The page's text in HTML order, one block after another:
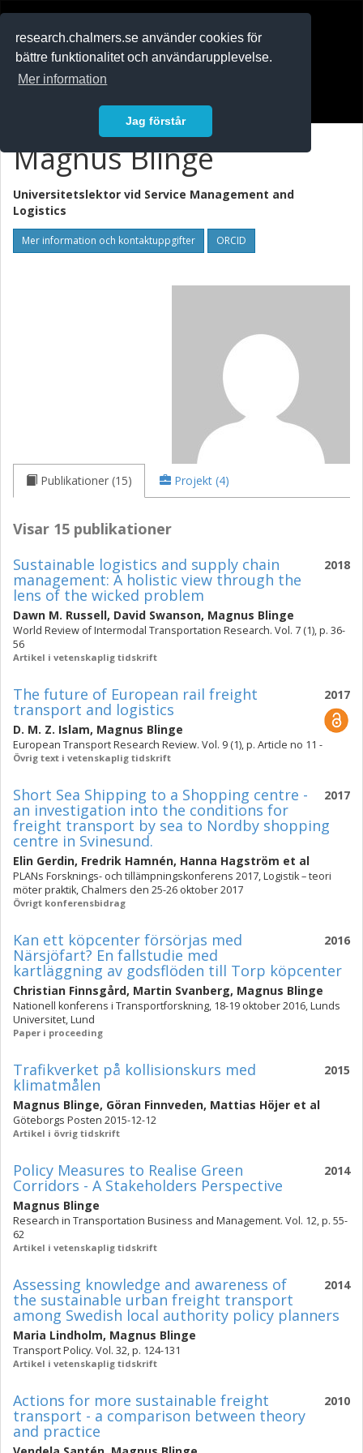
research.chalmers.se använder cookies för
bättre funktionalitet och användarupplevelse.
Mer information
Jag förstår
Magnus Blinge
Universitetslektor vid Service Management and
Logistics
Mer information och kontaktuppgifter ORCID
Publikationer (15) Projekt (4)
Visar 15 publikationer
2018
Sustainable logistics and supply chain
management: A holistic view through the
lens of the wicked problem
Dawn M. Russell, David Swanson, Magnus Blinge
World Review of Intermodal Transportation Research. Vol. 7 (1), p. 36-
56
Artikel i vetenskaplig tidskrift
2017
The future of European rail freight
transport and logistics
D. M. Z. Islam, Magnus Blinge
European Transport Research Review. Vol. 9 (1), p. Article no 11 -
Övrig text i vetenskaplig tidskrift
2017
Short Sea Shipping to a Shopping centre -
an investigation into the conditions for
freight transport by sea to Nordby shopping
centre in Svinesund.
Elin Gerdin, Fredrik Hamnén, Hanna Hagström et al
PLANs Forsknings- och tillämpningskonferens 2017, Logistik – teori
möter praktik, Chalmers den 25-26 oktober 2017
Övrigt konferensbidrag
2016
Kan ett köpcenter försörjas med
Närsjöfart? En fallstudie med
kartläggning av godsflöden till Torp köpcenter
Christian Finnsgård, Martin Svanberg, Magnus Blinge
Nationell konferens i Transportforskning, 18-19 oktober 2016, Lunds
Universitet, Lund
Paper i proceeding
2015
Trafikverket på kollisionskurs med
klimatmålen
Magnus Blinge, Göran Finnveden, Mattias Höjer et al
Göteborgs Posten 2015-12-12
Artikel i övrig tidskrift
2014
Policy Measures to Realise Green
Corridors - A Stakeholders Perspective
Magnus Blinge
Research in Transportation Business and Management. Vol. 12, p. 55-
62
Artikel i vetenskaplig tidskrift
2014
Assessing knowledge and awareness of
the sustainable urban freight transport
among Swedish local authority policy planners
Maria Lindholm, Magnus Blinge
Transport Policy. Vol. 32, p. 124-131
Artikel i vetenskaplig tidskrift
2010
Actions for more sustainable freight
transport - a comparison between theory
and practice